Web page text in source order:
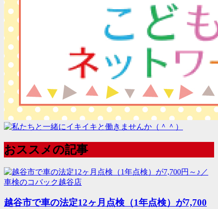
おススメの記事
越谷市で車の法定12ヶ月点検（1年点検）が7,700